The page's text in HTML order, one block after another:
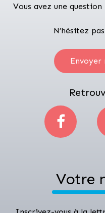
Vous avez une question
N’hésitez
Envoyer
Votre